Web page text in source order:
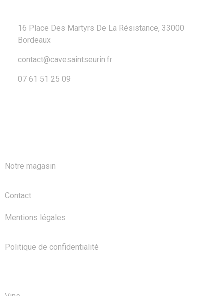
16 Place Des Martyrs De La Résistance, 33000
Bordeaux
contact@cavesaintseurin.fr
07 61 51 25 09
Notre magasin
Contact
Mentions légales
Politique de confidentialité